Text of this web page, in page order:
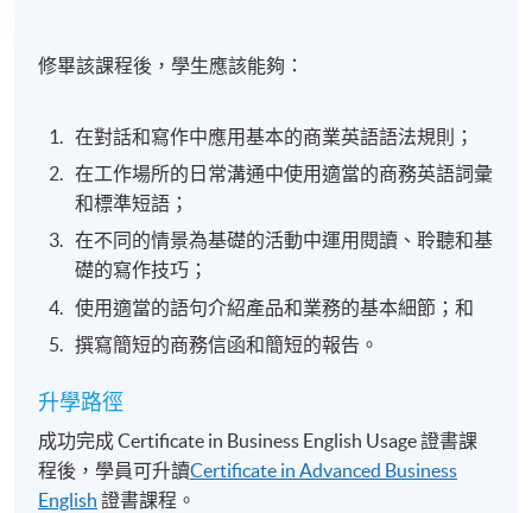
修畢該課程後，學生應該能夠：
在對話和寫作中應用基本的商業英語語法規則；
在工作場所的日常溝通中使用適當的商務英語詞彙
和標準短語；
在不同的情景為基礎的活動中運用閱讀、聆聽和基
礎的寫作技巧；
使用適當的語句介紹產品和業務的基本細節；和
撰寫簡短的商務信函和簡短的報告。
升學路徑
成功完成 Certificate in Business English Usage 證書課
程後，學員可升讀Certificate in Advanced Business
English 證書課程。